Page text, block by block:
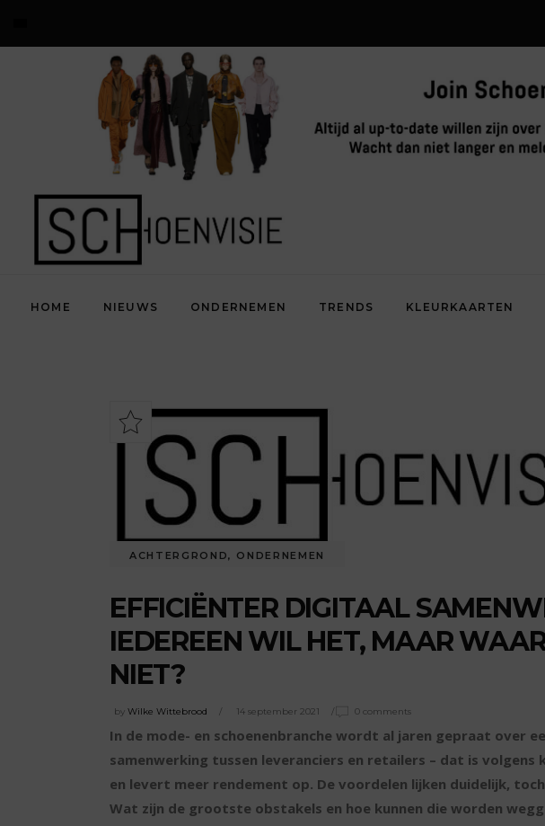
HOME NIEUWS ONDERNEMEN TRENDS KLEURKAARTEN
ACHTERGROND, ONDERNEMEN
EFFICIËNTER DIGITAAL
IEDEREEN WIL HET, MAAR
NIET?
by Wilke Wittebrood 14 september 2021 0 comments
In de mode- en schoenenbranche wordt al jaren gepraat over
samenwerking tussen leveranciers en retailers – dat is volgens
en levert meer rendement op. De voordelen lijken duidelijk,
Wat zijn de grootste obstakels en hoe kunnen die worden